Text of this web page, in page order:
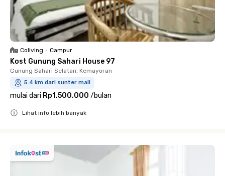
Coliving • Campur
Kost Gunung Sahari House 97
Gunung Sahari Selatan, Kemayoran
5.4 km dari sunter mall
mulai dari Rp1.500.000 /bulan
Lihat info lebih banyak